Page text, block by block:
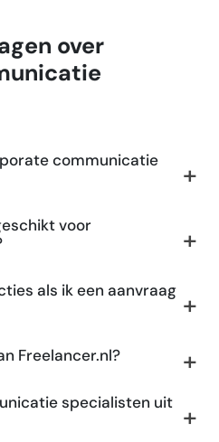
over
communicatie
voor
als ik een aanvraag
Freelancer.nl?
specialisten uit